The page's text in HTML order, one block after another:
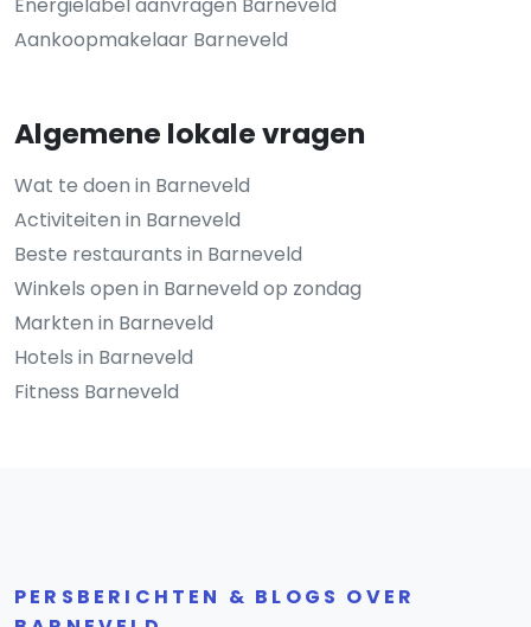
Aankoopmakelaar Barneveld
Algemene lokale vragen
Wat te doen in Barneveld
Activiteiten in Barneveld
Beste restaurants in Barneveld
Winkels open in Barneveld op zondag
Markten in Barneveld
Hotels in Barneveld
Fitness Barneveld
PERSBERICHTEN & BLOGS OVER